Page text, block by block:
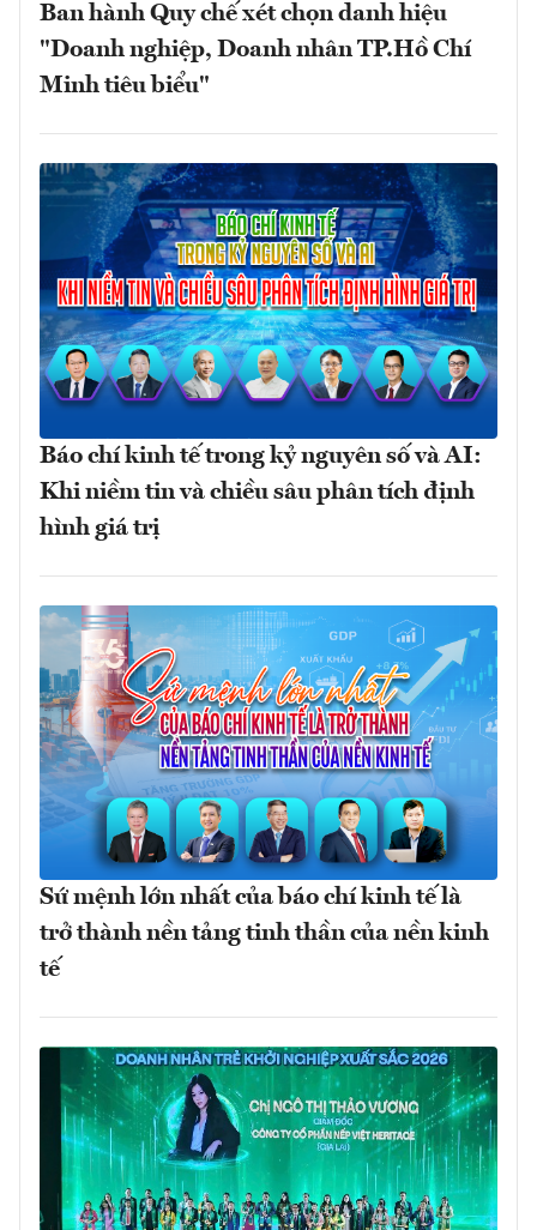
Ban hành Quy chế xét chọn danh hiệu
"Doanh nghiệp, Doanh nhân TP.Hồ Chí
Minh tiêu biểu"
Báo chí kinh tế trong kỷ nguyên số và AI:
Khi niềm tin và chiều sâu phân tích định
hình giá trị
Sứ mệnh lớn nhất của báo chí kinh tế là
trở thành nền tảng tinh thần của nền kinh
tế